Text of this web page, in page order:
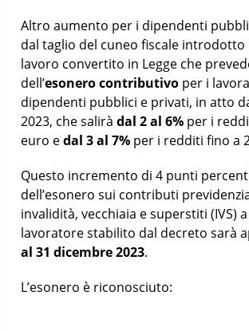
Altro aumento per i dipendenti
dal taglio del cuneo fiscale introdotto
lavoro convertito in Legge che
dell’esonero contributivo per i
dipendenti pubblici e privati, in atto
2023, che salirà dal 2 al 6% per i
euro edal 3 al 7% per i redditi fino a
Questo incremento di 4 punti
dell’esonero sui contributi
invalidità, vecchiaia e superstiti (IVS)
lavoratore stabilito dal decreto sarà
al 31 dicembre 2023.
L’esonero è riconosciuto: